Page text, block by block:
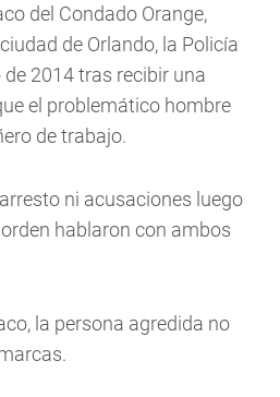
del Condado Orange,
de Orlando, la Policía
2014 tras recibir una
el problemático hombre
de trabajo.
ni acusaciones luego
hablaron con ambos
la persona agredida no